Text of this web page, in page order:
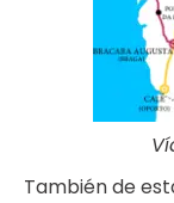
También de